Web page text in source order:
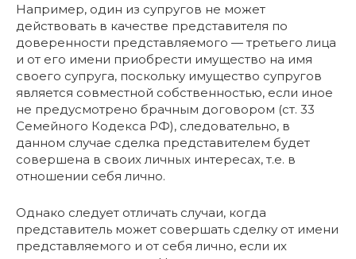
Например, один из супругов не может
действовать в качестве представителя по
доверенности представляемого — третьего лица
и от его имени приобрести имущество на имя
своего супруга, поскольку имущество супругов
является совместной собственностью, если иное
не предусмотрено брачным договором (ст. 33
Семейного Кодекса РФ), следовательно, в
данном случае сделка представителем будет
совершена в своих личных интересах, т.е. в
отношении себя лично.
Однако следует отличать случаи, когда
представитель может совершать сделку от имени
представляемого и от себя лично, если их